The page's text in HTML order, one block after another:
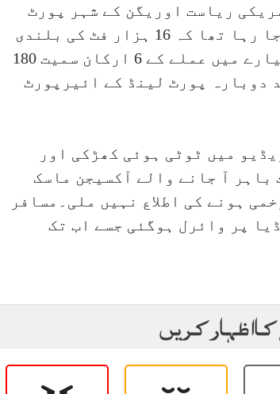
ریاست اوریگن کے شہر پورٹ
لینڈ سے کیلی فورنیا کے شہر اونٹاریو جا رہا تھا کہ 16 ہزار فٹ کی بلندی
پر اچانک طیارے کی ایک کھڑکی اڑ گئی۔طیارے میں عملے کے 6 ارکان سمیت 180
دوبارہ پورٹ لینڈ کے ائیرپورٹ
میں ٹوٹی ہوئی کھڑکی اور
باہر آ جانے والے آکسیجن ماسک
ہونے کی اطلاع نہیں ملی۔مسافر
پر وائرل ہوگئی جسے اب تک
کا اظہار کریں